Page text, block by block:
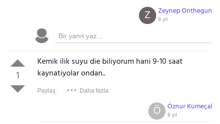
Zeynep Onthegun
8 yıl
Z
1
Kemik ilik suyu die biliyorum hani 9-10 saat
kaynatiyolar ondan..
Paylaş: Daha fazla
Öznur Kümeçal
8 yıl
Ö